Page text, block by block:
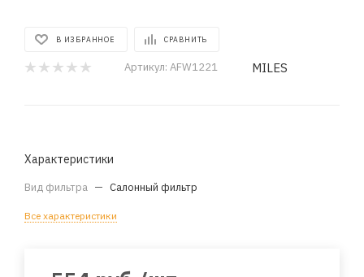
В ИЗБРАННОЕ СРАВНИТЬ
Артикул: AFW1221 MILES
Характеристики
Вид фильтра — Салонный фильтр
Все характеристики